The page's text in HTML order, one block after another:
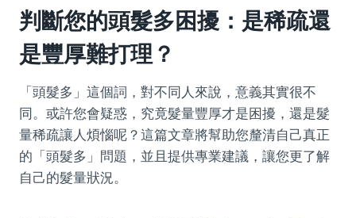
判斷您的頭髮多困擾：是稀疏還
是豐厚難打理？
「頭髮多」這個詞，對不同人來說，意義其實很不
同。或許您會疑惑，究竟髮量豐厚才是困擾，還是髮
量稀疏讓人煩惱呢？這篇文章將幫助您釐清自己真正
的「頭髮多」問題，並且提供專業建議，讓您更了解
自己的髮量狀況。